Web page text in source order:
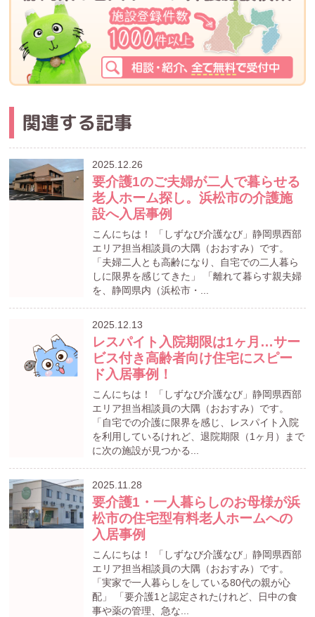
関連する記事
2025.12.26
要介護1のご夫婦が二人で暮らせる
老人ホーム探し。浜松市の介護施
設へ入居事例
こんにちは！ 「しずなび介護なび」静岡県西部
エリア担当相談員の大隅（おおすみ）です。
「夫婦二人とも高齢になり、自宅での二人暮ら
しに限界を感じてきた」 「離れて暮らす親夫婦
を、静岡県内（浜松市・...
2025.12.13
レスパイト入院期限は1ヶ月…サー
ビス付き高齢者向け住宅にスピー
ド入居事例！
こんにちは！ 「しずなび介護なび」静岡県西部
エリア担当相談員の大隅（おおすみ）です。
「自宅での介護に限界を感じ、レスパイト入院
を利用しているけれど、退院期限（1ヶ月）まで
に次の施設が見つかる...
2025.11.28
要介護1・一人暮らしのお母様が浜
松市の住宅型有料老人ホームへの
入居事例
こんにちは！ 「しずなび介護なび」静岡県西部
エリア担当相談員の大隅（おおすみ）です。
「実家で一人暮らしをしている80代の親が心
配」 「要介護1と認定されたけれど、日中の食
事や薬の管理、急な...